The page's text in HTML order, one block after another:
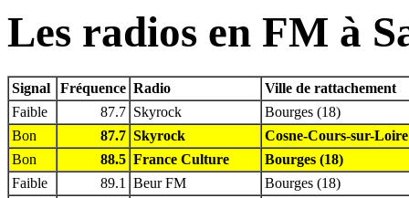
Les radios en FM à
Signal Fréquence Radio
Ville de rattachement
Faible
87.7 Skyrock
Bourges (18)
Bon
87.7 Skyrock
Cosne-Cours-sur-
Bon
88.5 France Culture
Bourges (18)
Faible
89.1 Beur FM
Bourges (18)